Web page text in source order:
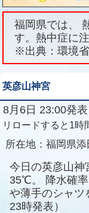
福岡県では、
す。熱中症に
※出典：環境
英彦山神宮
8月6日 23:00発表
リロードすると1時
所在地： 福岡県添
今日の英彦山神
35℃。
降水確
や薄手のシャツ
23時発表）